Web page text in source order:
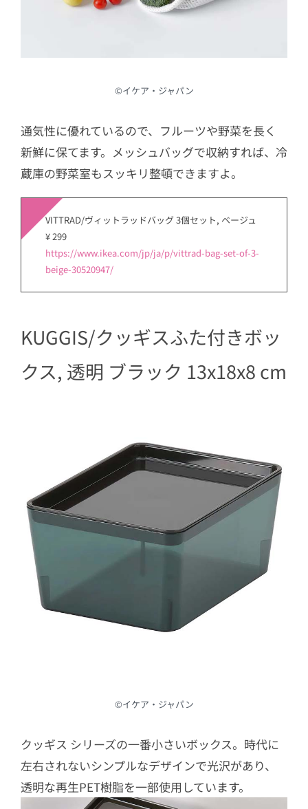
©︎イケア・ジャパン
通気性に優れているので、フルーツや野菜を長く
新鮮に保てます。メッシュバッグで収納すれば、冷
蔵庫の野菜室もスッキリ整頓できますよ。
VITTRAD/ヴィットラッドバッグ 3個セット, ベージュ
¥ 299
https://www.ikea.com/jp/ja/p/vittrad-bag-set-of-3-
beige-30520947/
KUGGIS/クッギスふた付きボッ
クス, 透明 ブラック 13x18x8 cm
©︎イケア・ジャパン
クッギス シリーズの一番小さいボックス。時代に
左右されないシンプルなデザインで光沢があり、
透明な再生PET樹脂を一部使用しています。